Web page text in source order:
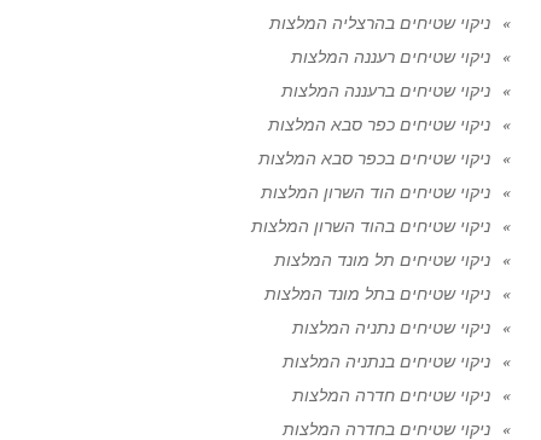
ניקוי שטיחים בהרצליה המלצות
ניקוי שטיחים רעננה המלצות
ניקוי שטיחים ברעננה המלצות
ניקוי שטיחים כפר סבא המלצות
ניקוי שטיחים בכפר סבא המלצות
ניקוי שטיחים הוד השרון המלצות
ניקוי שטיחים בהוד השרון המלצות
ניקוי שטיחים תל מונד המלצות
ניקוי שטיחים בתל מונד המלצות
ניקוי שטיחים נתניה המלצות
ניקוי שטיחים בנתניה המלצות
ניקוי שטיחים חדרה המלצות
ניקוי שטיחים בחדרה המלצות